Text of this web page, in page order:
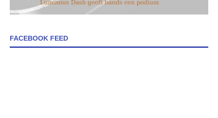
FACEBOOK FEED